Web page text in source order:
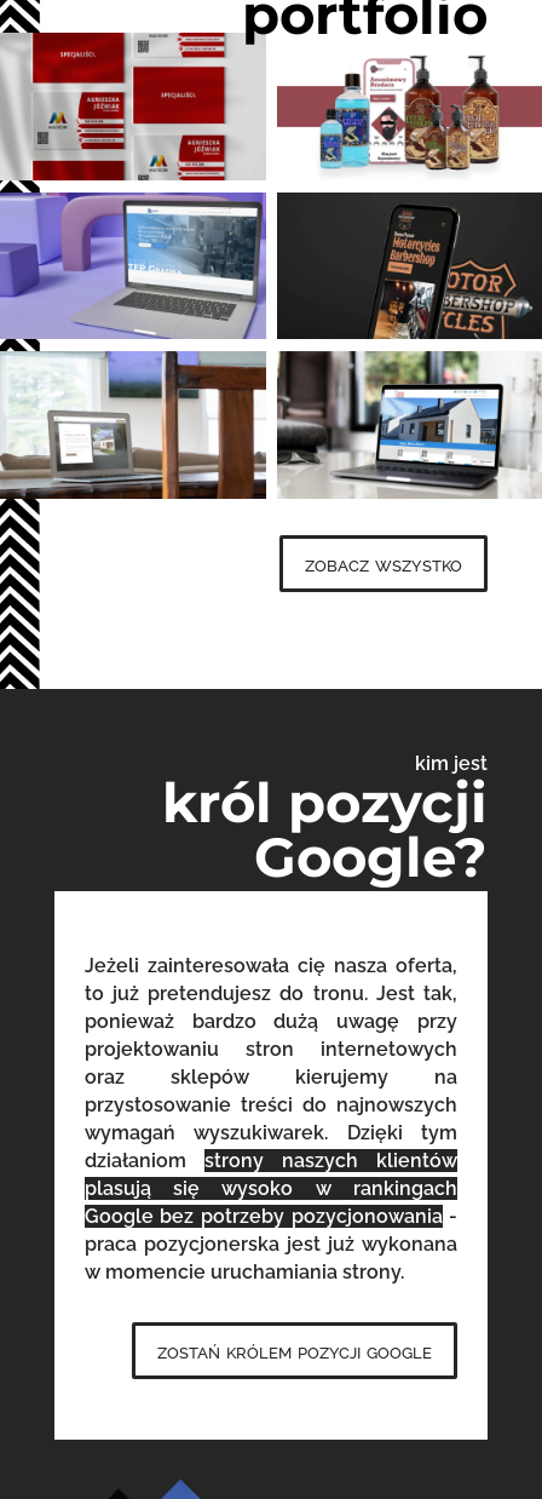
portfolio
zobacz wszystko
kim jest
król pozycji
Google?
Jeżeli zainteresowała cię nasza oferta,
to już pretendujesz do tronu. Jest tak,
ponieważ bardzo dużą uwagę przy
projektowaniu stron internetowych
oraz sklepów kierujemy na
przystosowanie treści do najnowszych
wymagań wyszukiwarek. Dzięki tym
działaniom strony naszych klientów
plasują się wysoko w rankingach
Google bez potrzeby pozycjonowania-
praca pozycjonerska jest już wykonana
w momencie uruchamiania strony.
zostań królem pozycji google